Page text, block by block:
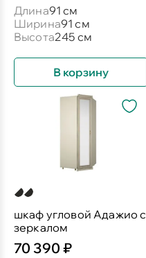
Длина91 см
Ширина91 см
Высота245 см
В корзину
шкаф угловой Адажио с
зеркалом
70 390 ₽